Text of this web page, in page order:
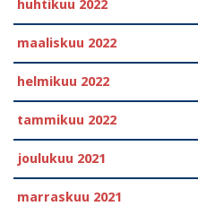
huhtikuu 2022
maaliskuu 2022
helmikuu 2022
tammikuu 2022
joulukuu 2021
marraskuu 2021